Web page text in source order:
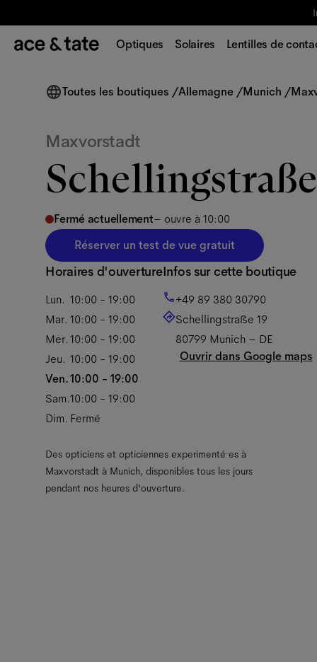
Optiques Solaires Lentilles de
Toutes les boutiques /Allemagne /Munich /
Maxvorstadt
Schellingstraße
Fermé actuellement– ouvre à 10:00
Réserver un test de vue gratuit
Horaires d'ouverture
Lun.
Mar.
Mer.
Jeu.
Ven.
Sam.
Dim.
10:00 - 19:00
10:00 - 19:00
10:00 - 19:00
10:00 - 19:00
10:00 - 19:00
10:00 - 19:00
Fermé
Infos sur cette boutique
+49 89 380 30790
Schellingstraße 19
80799 Munich– DE
Ouvrir dans Google maps
Des opticiens et opticiennes experimenté·es à
Maxvorstadt à Munich, disponibles tous les jours
pendant nos heures d'ouverture.